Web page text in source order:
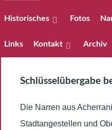
Historisches Fotos
Links Kontakt Archiv
Schlüsselübergabe
Die Narren aus
Stadtangestellen und